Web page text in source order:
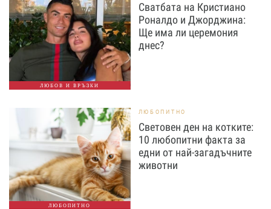
ЛЮБОВ И ВРЪЗКИ
Сватбата на Кристиано
Роналдо и Джорджина:
Ще има ли церемония
днес?
ЛЮБОПИТНО
ЛЮБОПИТНО
Световен ден на котките:
10 любопитни факта за
едни от най-загадъчните
животни